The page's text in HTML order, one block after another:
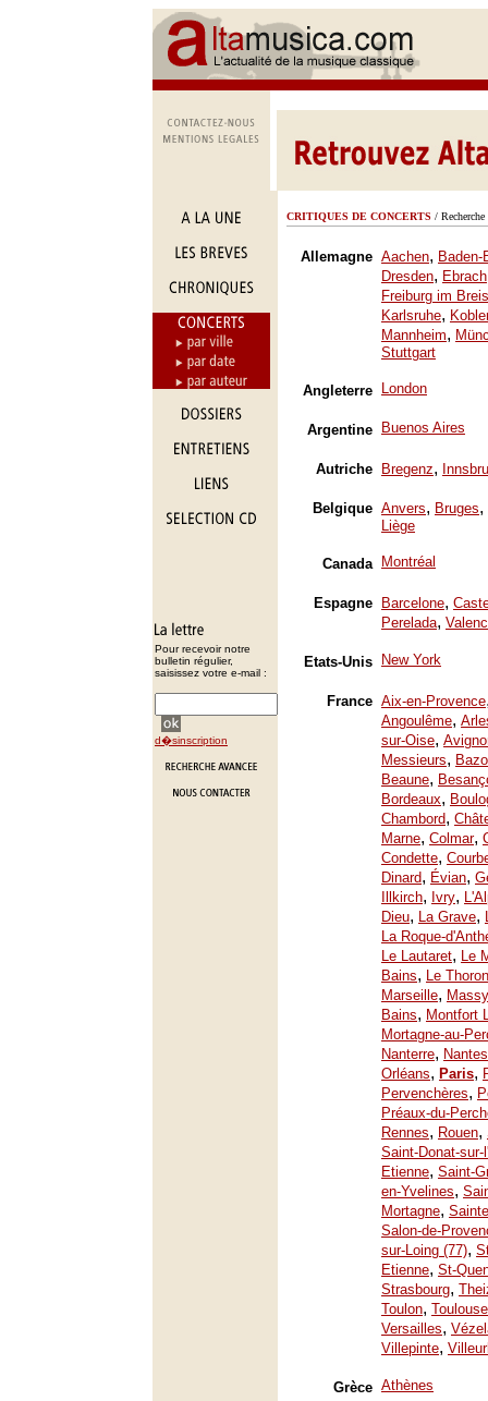
Pour recevoir notre
bulletin régulier,
saisissez votre e-mail :
d�sinscription
CRITIQUES DE CONCERTS /
Allemagne Aachen, Baden-
Dresden, Ebrach
Freiburg im
Karlsruhe,
Mannheim,
Stuttgart
Angleterre London
Argentine Buenos Aires
Autriche Bregenz,
Belgique Anvers, Bruges,
Liège
Canada Montréal
Espagne Barcelone,
Perelada,
Etats-Unis New York
France Aix-en-Provence
Angoulême,
sur-Oise,
Messieurs,
Beaune,
Bordeaux,
Chambord,
Marne, Colmar,
Condette,
Dinard, Évian,
Illkirch, Ivry,
Dieu, La Grave,
La Roque-
Le Lautaret, Le
Bains, Le
Marseille, Massy
Bains, Montfort
Mortagne-au-
Nanterre, Nantes
Orléans, Paris,
Pervenchères,
Préaux-du-
Rennes, Rouen,
Saint-Donat-sur-
Etienne, Saint-
en-Yvelines,
Mortagne,
Salon-de-
sur-Loing (77),
Etienne, St-
Strasbourg,
Toulon, Toulouse
Versailles,
Villepinte,
Grèce Athènes